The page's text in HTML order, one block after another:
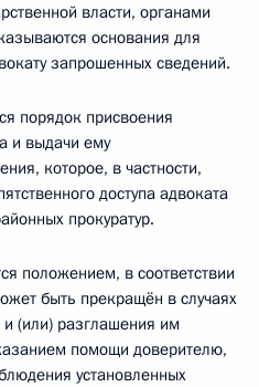
власти, органами
основания для
запрошенных сведений.
порядок присвоения
и выдачи ему
которое, в частности,
доступа адвоката
прокуратур.
положением, в соответствии
быть прекращён в случаях
(или) разглашения им
помощи доверителю,
установленных